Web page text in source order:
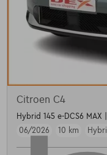
Citroen C4
Hybrid 145 e-DCS6 MAX
06/2026
10 km